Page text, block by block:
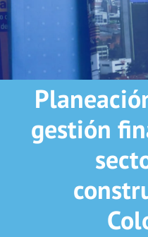
gestión